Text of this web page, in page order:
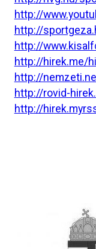
http://
http://
http://
http://hirek.me/
http://
http://rovid-
http://